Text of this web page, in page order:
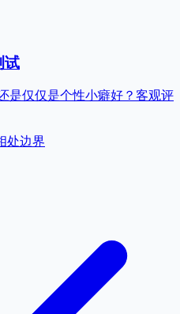
试
是仅仅是个性小癖好？客观评
处边界